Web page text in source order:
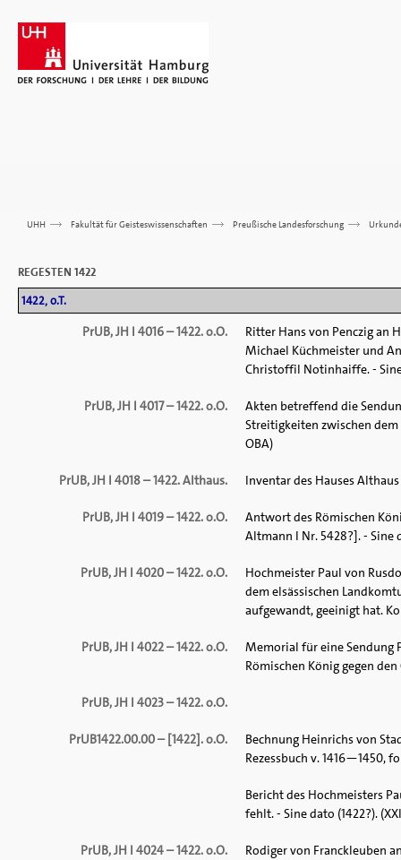
UHH >>> Fakultät für Geisteswissenschaften >>> Preußische Landesforschung >>>
REGESTEN 1422
1422, o.T.
PrUB, JH I 4016 – 1422. o.O.
Ritter Hans von Penczig an
Michael Küchmeister und
Christoffil Notinhaiffe. -
PrUB, JH I 4017 – 1422. o.O.
Akten betreffend die
Streitigkeiten zwischen dem
OBA)
PrUB, JH I 4018 – 1422. Althaus. Inventar des Hauses Althaus
PrUB, JH I 4019 – 1422. o.O.
Antwort des Römischen
Altmann I Nr. 5428?]. - Sine
PrUB, JH I 4020 – 1422. o.O.
Hochmeister Paul von
dem elsässischen
aufgewandt, geeinigt hat.
PrUB, JH I 4022 – 1422. o.O.
Memorial für eine Sendung
Römischen König gegen
PrUB, JH I 4023 – 1422. o.O.
PrUB1422.00.00 – [1422]. o.O.
Bechnung Heinrichs von
Rezessbuch v. 1416—1450,
Bericht des Hochmeisters
fehlt. - Sine dato (1422?).
PrUB, JH I 4024 – 1422. o.O.
Rodiger von Franckleuben